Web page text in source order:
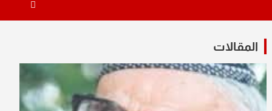
المقالات